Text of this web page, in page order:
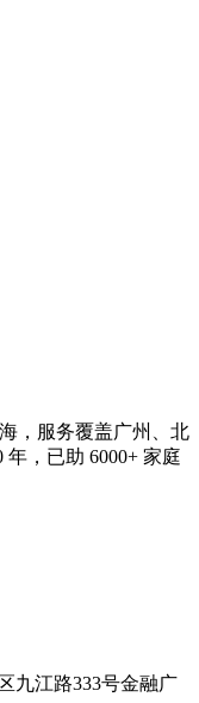
，服务覆盖广州、北
，已助 6000+ 家庭
九江路333号金融广